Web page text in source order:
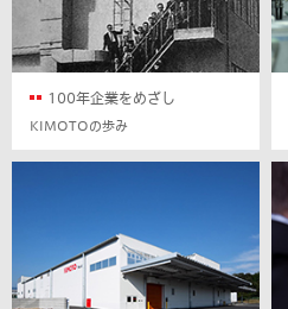
100年企業をめざし
KIMOTOの歩み